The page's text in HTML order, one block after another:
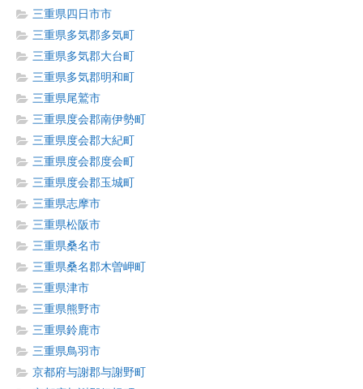
三重県四日市市
三重県多気郡多気町
三重県多気郡大台町
三重県多気郡明和町
三重県尾鷲市
三重県度会郡南伊勢町
三重県度会郡大紀町
三重県度会郡度会町
三重県度会郡玉城町
三重県志摩市
三重県松阪市
三重県桑名市
三重県桑名郡木曽岬町
三重県津市
三重県熊野市
三重県鈴鹿市
三重県鳥羽市
京都府与謝郡与謝野町